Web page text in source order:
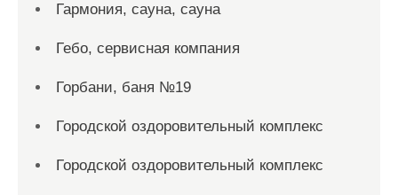
Гармония, сауна, сауна
Гебо, сервисная компания
Горбани, баня №19
Городской оздоровительный комплекс
Городской оздоровительный комплекс